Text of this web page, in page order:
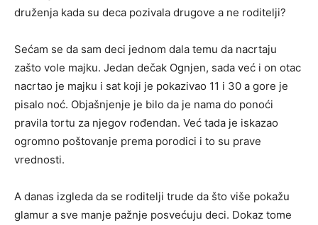
druženja kada su deca pozivala drugove a ne roditelji?
Sećam se da sam deci jednom dala temu da nacrtaju
zašto vole majku. Jedan dečak Ognjen, sada već i on otac
nacrtao je majku i sat koji je pokazivao 11 i 30 a gore je
pisalo noć. Objašnjenje je bilo da je nama do ponoći
pravila tortu za njegov rođendan. Već tada je iskazao
ogromno poštovanje prema porodici i to su prave
vrednosti.
A danas izgleda da se roditelji trude da što više pokažu
glamur a sve manje pažnje posvećuju deci. Dokaz tome